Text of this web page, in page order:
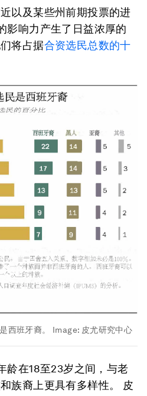
以及某些州前期投票的进
影响力产生了日益浓厚的
将占据合资选民总数的十
西班牙裔。 Image: 皮尤研究中心
龄在18至23岁之间，与老
族裔上更具有多样性。 皮